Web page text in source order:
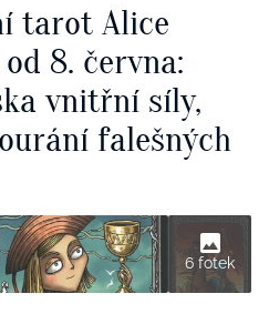
tarot Alice
8. června:
vnitřní síly,
falešných
6 fotek